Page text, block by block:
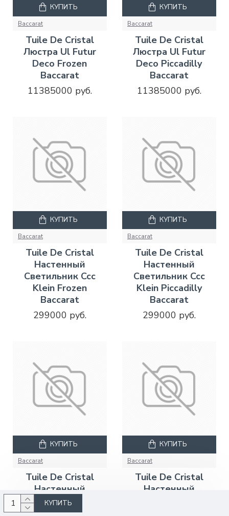
КУПИТЬ
Baccarat
Tuile De Cristal
Люстра Ul Futur
Deco Frozen
Baccarat
11385000 руб.
КУПИТЬ
Baccarat
Tuile De Cristal
Люстра Ul Futur
Deco Piccadilly
Baccarat
11385000 руб.
КУПИТЬ
Baccarat
Tuile De Cristal
Настенный
Светильник Ccc
Klein Frozen
Baccarat
299000 руб.
КУПИТЬ
Baccarat
Tuile De Cristal
Настенный
Светильник Ccc
Klein Piccadilly
Baccarat
299000 руб.
КУПИТЬ
Baccarat
Tuile De Cristal
Настенный
Светильник Jetro
Großpiccadilly
КУПИТЬ
Baccarat
Tuile De Cristal
Настенный
КУПИТЬ